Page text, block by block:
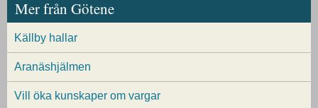
Mer från Götene
Källby hallar
Aranäshjälmen
Vill öka kunskaper om vargar